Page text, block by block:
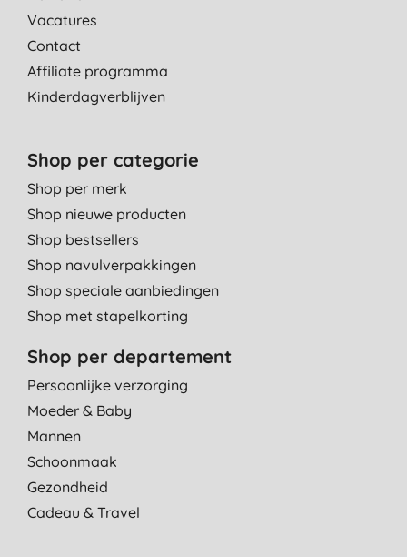
Vacatures
Contact
Affiliate programma
Kinderdagverblijven
Shop per categorie
Shop per merk
Shop nieuwe producten
Shop bestsellers
Shop navulverpakkingen
Shop speciale aanbiedingen
Shop met stapelkorting
Shop per departement
Persoonlijke verzorging
Moeder & Baby
Mannen
Schoonmaak
Gezondheid
Cadeau & Travel